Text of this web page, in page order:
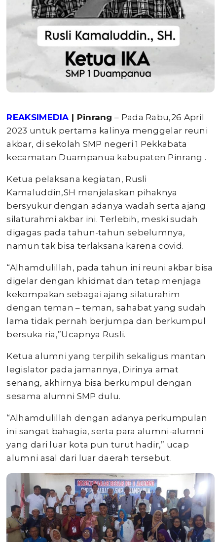
REAKSIMEDIA | Pinrang – Pada Rabu,26 April
2023 untuk pertama kalinya menggelar reuni
akbar, di sekolah SMP negeri 1 Pekkabata
kecamatan Duampanua kabupaten Pinrang .
Ketua pelaksana kegiatan, Rusli
Kamaluddin,SH menjelaskan pihaknya
bersyukur dengan adanya wadah serta ajang
silaturahmi akbar ini. Terlebih, meski sudah
digagas pada tahun-tahun sebelumnya,
namun tak bisa terlaksana karena covid.
“Alhamdulillah, pada tahun ini reuni akbar bisa
digelar dengan khidmat dan tetap menjaga
kekompakan sebagai ajang silaturahim
dengan teman – teman, sahabat yang sudah
lama tidak pernah berjumpa dan berkumpul
bersuka ria,”Ucapnya Rusli.
Ketua alumni yang terpilih sekaligus mantan
legislator pada jamannya, Dirinya amat
senang, akhirnya bisa berkumpul dengan
sesama alumni SMP dulu.
“Alhamdulillah dengan adanya perkumpulan
ini sangat bahagia, serta para alumni-alumni
yang dari luar kota pun turut hadir,” ucap
alumni asal dari luar daerah tersebut.